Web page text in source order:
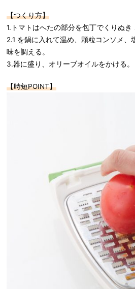
【つくり方】
1.トマトはへたの部分を包丁でくりぬき
2.1 を鍋に入れて温め、顆粒コンソメ、
味を調える。
3.器に盛り、オリーブオイルをかける。
【時短POINT】